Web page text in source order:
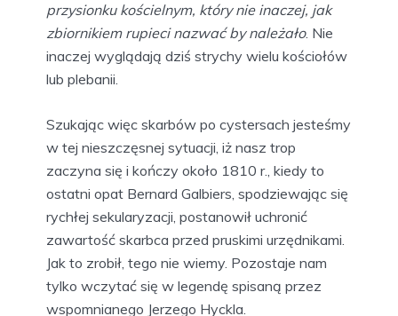
przysionku kościelnym, który nie inaczej, jak
zbiornikiem rupieci nazwać by należało. Nie
inaczej wyglądają dziś strychy wielu kościołów
lub plebanii.
Szukając więc skarbów po cystersach jesteśmy
w tej nieszczęsnej sytuacji, iż nasz trop
zaczyna się i kończy około 1810 r., kiedy to
ostatni opat Bernard Galbiers, spodziewając się
rychłej sekularyzacji, postanowił uchronić
zawartość skarbca przed pruskimi urzędnikami.
Jak to zrobił, tego nie wiemy. Pozostaje nam
tylko wczytać się w legendę spisaną przez
wspomnianego Jerzego Hyckla.